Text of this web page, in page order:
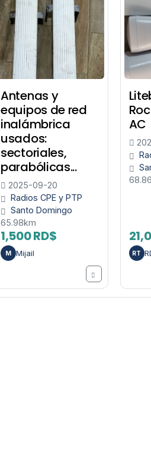
Antenas y
equipos de red
inalámbrica
usados:
sectoriales,
parabólicas...
2025-09-20
Radios CPE y PTP
Santo Domingo
65.98km
1,500 RD$
M Mijail
AC
RT